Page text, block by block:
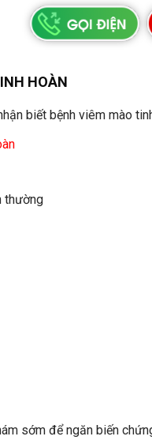
HOÀN
biết bệnh viêm mào
thường
sớm để ngăn biến